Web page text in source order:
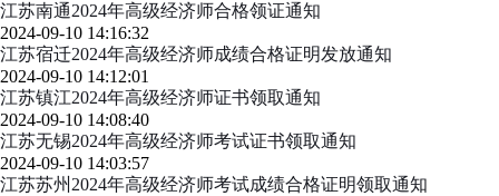
江苏南通2024年高级经济师合格领证通知
2024-09-10 14:16:32
江苏宿迁2024年高级经济师成绩合格证明发放通知
2024-09-10 14:12:01
江苏镇江2024年高级经济师证书领取通知
2024-09-10 14:08:40
江苏无锡2024年高级经济师考试证书领取通知
2024-09-10 14:03:57
江苏苏州2024年高级经济师考试成绩合格证明领取通知